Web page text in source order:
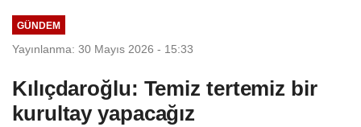
GÜNDEM
Yayınlanma: 30 Mayıs 2026 - 15:33
Kılıçdaroğlu: Temiz tertemiz bir
kurultay yapacağız